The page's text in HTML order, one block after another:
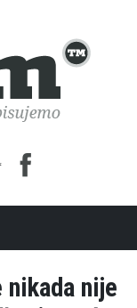
nikada nije